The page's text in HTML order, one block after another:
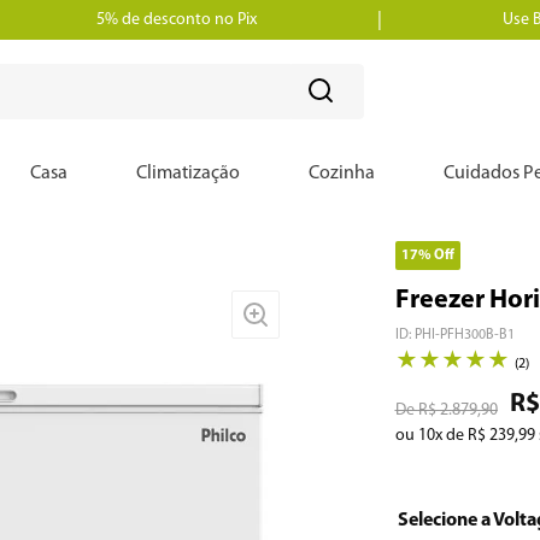
5% de desconto no Pix Use
Casa Climatização Cozinha Cuidados
17%Off
Freezer
ID: PHI-PFH300B-B1
★ ★ ★ ★ ★ (2)
R$ 2.879,90 R$
ou 10x de R$ 239,99